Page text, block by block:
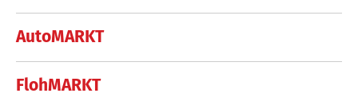
AutoMARKT
FlohMARKT